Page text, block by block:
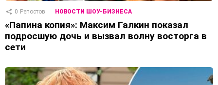
0 Репостов НОВОСТИ ШОУ-БИЗНЕСА
«Папина копия»: Максим Галкин показал
подросшую дочь и вызвал волну восторга в
сети